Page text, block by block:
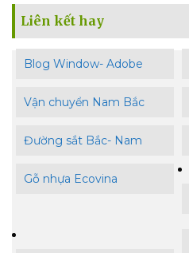
Liên kết hay
Blog Window- Adobe
Vận chuyển Nam Bắc
Đường sắt Bắc- Nam
Gỗ nhựa Ecovina